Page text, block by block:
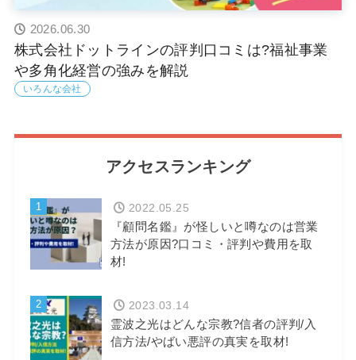
2026.06.30
株式会社ドットラインの評判口コミは?福祉事業
や多角化経営の強みを解説
いろんな会社
アクセスランキング
1
『顧問名鑑』が怪しいと噂なのは営業
方法が原因?口コミ・評判や費用を取
材!
2022.05.25
2
霊波之光はどんな宗教?信者の評判/入
信方法/やばい悪評の真実を取材!
2023.03.14